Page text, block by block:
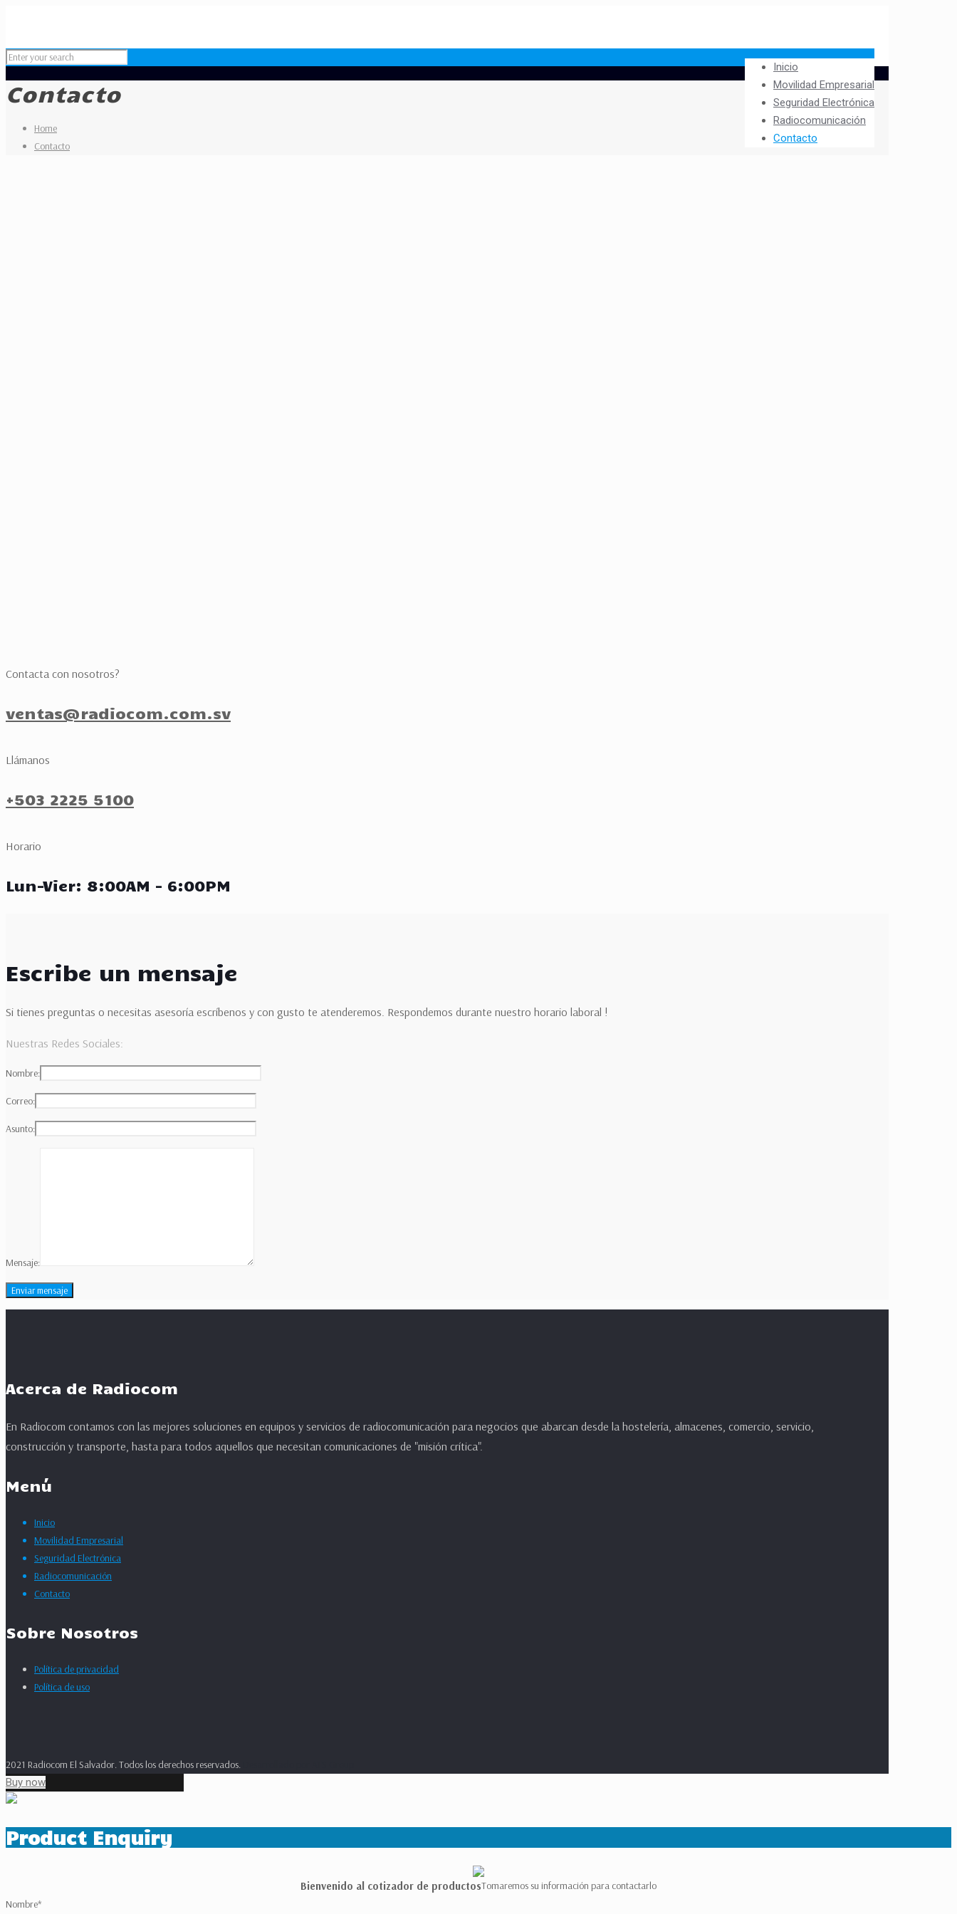
Inicio
Movilidad Empresarial
Seguridad Electrónica
Radiocomunicación
Contacto
Contacto
Home
Contacto
Contacta con nosotros?
ventas@radiocom.com.sv
Llámanos
+503 2225 5100
Horario
Lun-Vier: 8:00AM - 6:00PM
Escribe un mensaje
Si tienes preguntas o necesitas asesoría escríbenos y con gusto te atenderemos. Respondemos durante nuestro horario laboral !
Nuestras Redes Sociales:
Nombre:
Correo:
Asunto:
Mensaje:
Acerca de Radiocom
En Radiocom contamos con las mejores soluciones en equipos y servicios de radiocomunicación para negocios que abarcan desde la hostelería, almacenes, comercio, servicio,
construcción y transporte, hasta para todos aquellos que necesitan comunicaciones de "misión crítica".
Menú
Inicio
Movilidad Empresarial
Seguridad Electrónica
Radiocomunicación
Contacto
Sobre Nosotros
Política de privacidad
Política de uso
2021 Radiocom El Salvador. Todos los derechos reservados.
Buy now
Product Enquiry
Bienvenido al cotizador de productosTomaremos su información para contactarlo
Nombre*